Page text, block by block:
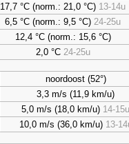
17,7 °C (norm.: 21,0 °C) 13-14u
6,5 °C (norm.: 9,5 °C) 24-25u
12,4 °C (norm.: 15,6 °C)
2,0°C 24-25u
noordoost (52°)
3,3 m/s (11,9 km/u)
5,0 m/s (18,0 km/u) 14-15u
10,0 m/s (36,0 km/u) 13-